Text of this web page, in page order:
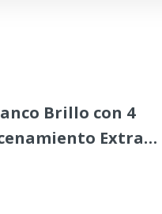
Brillo con 4
Extra